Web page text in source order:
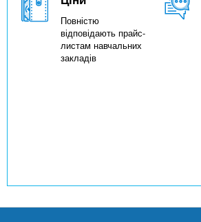
Повністю
відповідають прайс-
листам навчальних
закладів